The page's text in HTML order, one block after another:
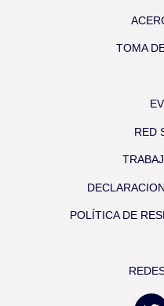
TOMA
RED
POLÍTICA DE